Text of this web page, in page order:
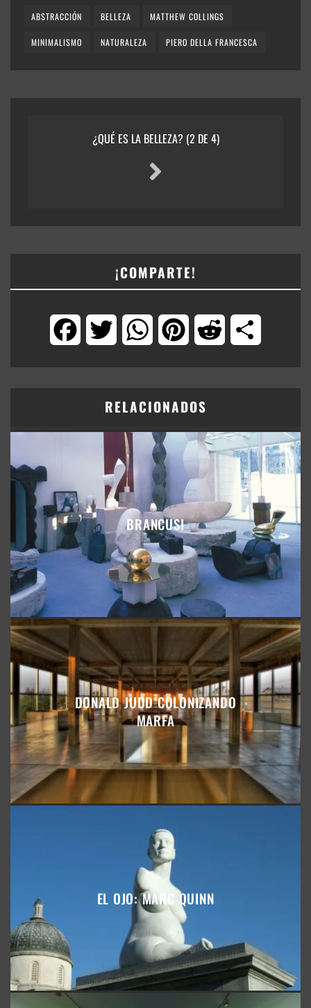
ABSTRACCIÓN BELLEZA MATTHEW COLLINGS
MINIMALISMO NATURALEZA PIERO DELLA FRANCESCA
¿QUÉ ES LA BELLEZA? (2 DE 4)
¡COMPARTE!
FacebookTwitter WhatsAppPinterest Reddit
RELACIONADOS
BRANCUSI
DONALD JUDD COLONIZANDO
MARFA
EL OJO: MARC QUINN